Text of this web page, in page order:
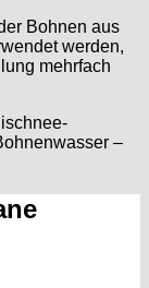
Bohnen aus
werden,
mehrfach
–